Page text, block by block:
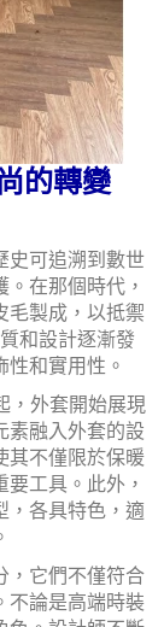
的轉變
史可追溯到數世
在那個時代，
毛製成，以抵禦
和設計逐漸發
和實用性。
，外套開始展現
素融入外套的設
其不僅限於保暖
工具。此外，
，各具特色，適
，它們不僅符合
不論是高端時裝